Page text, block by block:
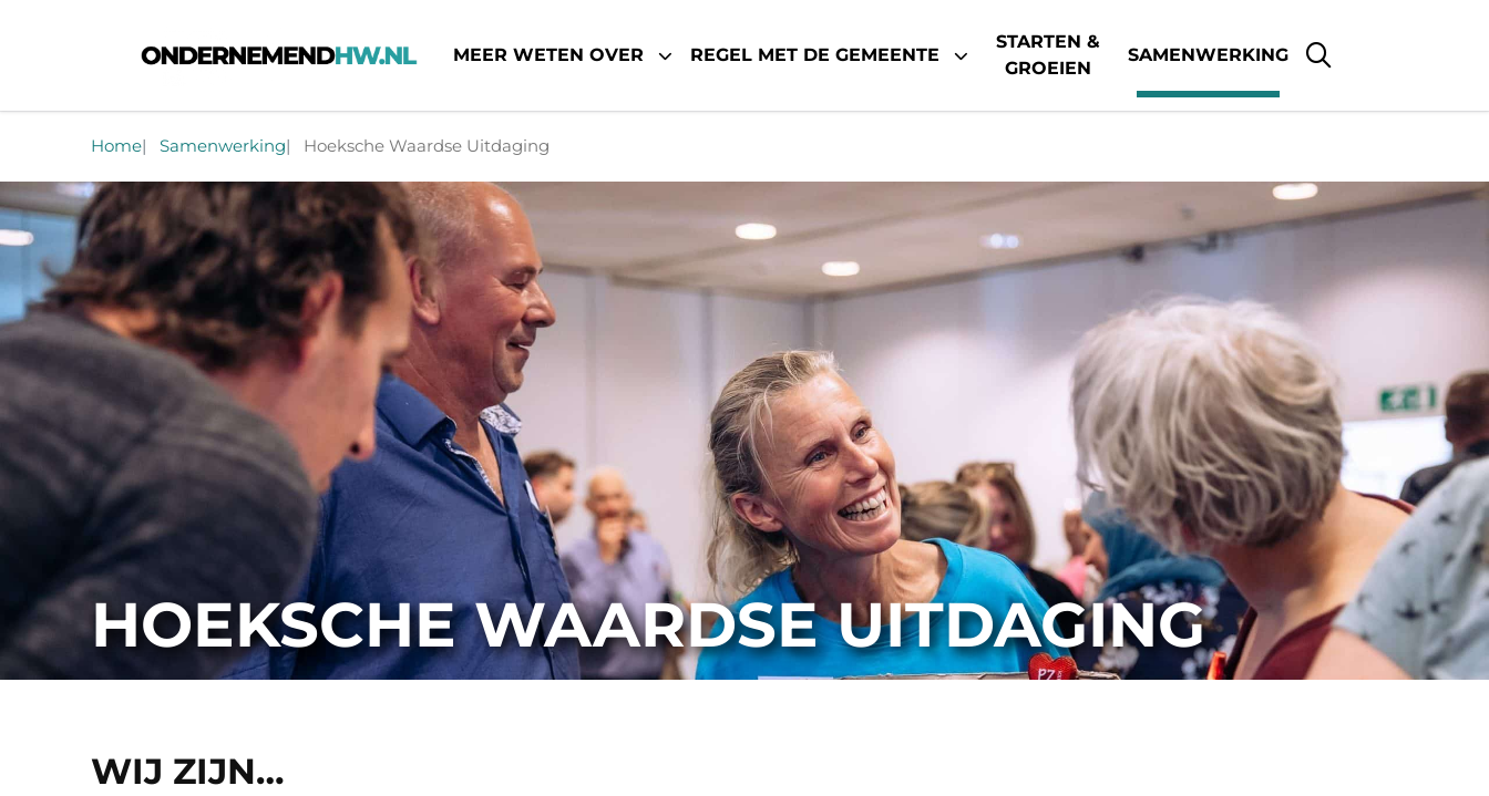
MEER WETEN OVER REGEL MET DE GEMEENTE
STARTEN &
GROEIEN
SAMENWERKING
Home Samenwerking Hoeksche Waardse Uitdaging
HOEKSCHE WAARDSE UITDAGING
WIJ ZIJN…